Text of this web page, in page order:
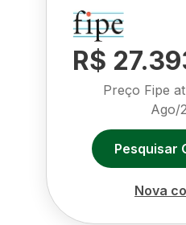
R$
Preço Fipe
Ago/
Pesquisar
Nova